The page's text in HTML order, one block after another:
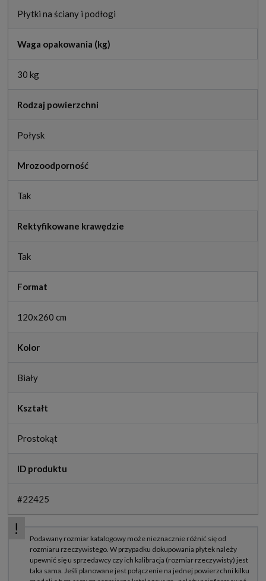
Płytki na ściany i podłogi
Waga opakowania (kg)
30 kg
Rodzaj powierzchni
Połysk
Mrozoodporność
Tak
Rektyfikowane krawędzie
Tak
Format
120x260 cm
Kolor
Biały
Kształt
Prostokąt
ID produktu
#22425